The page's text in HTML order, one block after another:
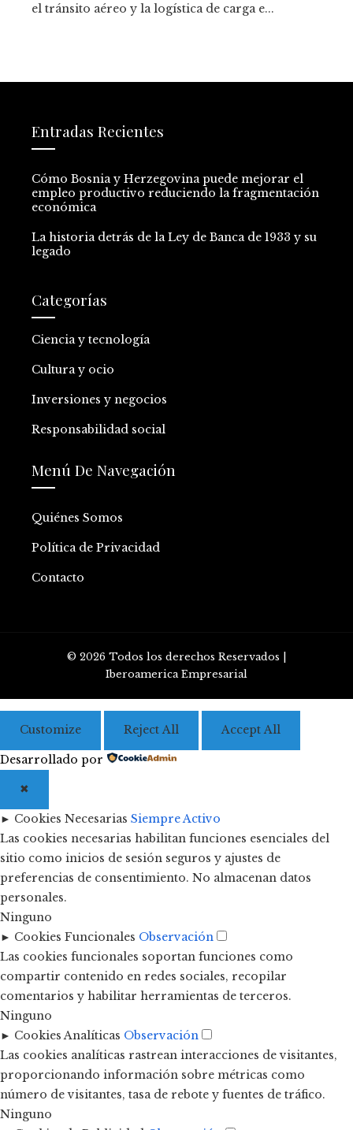
el tránsito aéreo y la logística de carga e...
Entradas Recientes
Cómo Bosnia y Herzegovina puede mejorar el
empleo productivo reduciendo la fragmentación
económica
La historia detrás de la Ley de Banca de 1933 y su
legado
Categorías
Ciencia y tecnología
Cultura y ocio
Inversiones y negocios
Responsabilidad social
Menú De Navegación
Quiénes Somos
Política de Privacidad
Contacto
© 2026 Todos los derechos Reservados |
Iberoamerica Empresarial
Customize Reject All Accept All
Desarrollado por
✖
► Cookies Necesarias Siempre Activo
Las cookies necesarias habilitan funciones esenciales del
sitio como inicios de sesión seguros y ajustes de
preferencias de consentimiento. No almacenan datos
personales.
Ninguno
► Cookies Funcionales Observación
Las cookies funcionales soportan funciones como
compartir contenido en redes sociales, recopilar
comentarios y habilitar herramientas de terceros.
Ninguno
► Cookies Analíticas Observación
Las cookies analíticas rastrean interacciones de visitantes,
proporcionando información sobre métricas como
número de visitantes, tasa de rebote y fuentes de tráfico.
Ninguno